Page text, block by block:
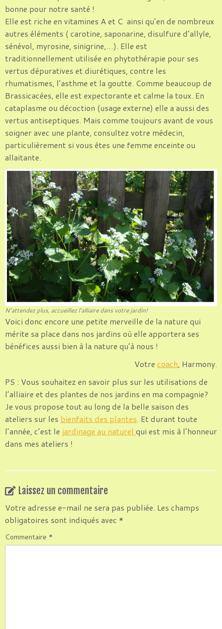
bonne pour notre santé !
Elle est riche en vitamines A et C ainsi qu’en de nombreux
autres éléments ( carotine, saponarine, disulfure d’allyle,
sénévol, myrosine, sinigrine,…). Elle est
traditionnellement utilisée en phytothérapie pour ses
vertus dépuratives et diurétiques, contre les
rhumatismes, l’asthme et la goutte. Comme beaucoup de
Brassicacées, elle est expectorante et calme la toux. En
cataplasme ou décoction (usage externe) elle a aussi des
vertus antiseptiques. Mais comme toujours avant de vous
soigner avec une plante, consultez votre médecin,
particulièrement si vous êtes une femme enceinte ou
allaitante.
N’attendez plus, accueillez l’alliaire dans votre jardin!
Voici donc encore une petite merveille de la nature qui
mérite sa place dans nos jardins où elle apportera ses
bénéfices aussi bien à la nature qu’à nous !
Votre coach, Harmony.
PS : Vous souhaitez en savoir plus sur les utilisations de
l’alliaire et des plantes de nos jardins en ma compagnie?
Je vous propose tout au long de la belle saison des
ateliers sur les bienfaits des plantes. Et durant toute
l’année, c’est le jardinage au naturel qui est mis à l’honneur
dans mes ateliers !
Laissez un commentaire
Votre adresse e-mail ne sera pas publiée. Les champs
obligatoires sont indiqués avec *
Commentaire *